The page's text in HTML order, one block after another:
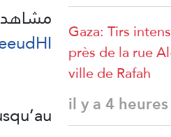
مشاهد
Gaza: Tirs
près de la rue
ville de Rafah
il y a 4 heures